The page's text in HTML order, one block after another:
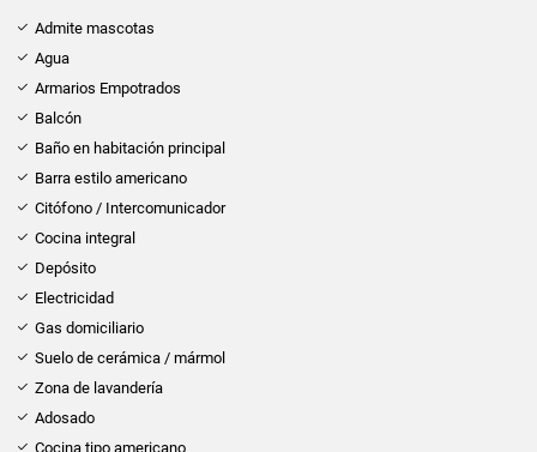
Admite mascotas
Agua
Armarios Empotrados
Balcón
Baño en habitación principal
Barra estilo americano
Citófono / Intercomunicador
Cocina integral
Depósito
Electricidad
Gas domiciliario
Suelo de cerámica / mármol
Zona de lavandería
Adosado
Cocina tipo americano